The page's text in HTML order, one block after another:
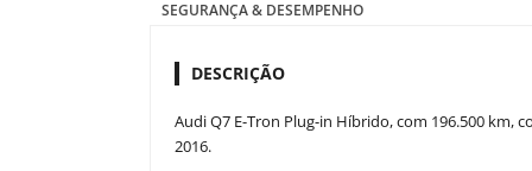
SEGURANÇA & DESEMPENHO
DESCRIÇÃO
Audi Q7 E-Tron Plug-in Híbrido, com 196.500 km,
2016.